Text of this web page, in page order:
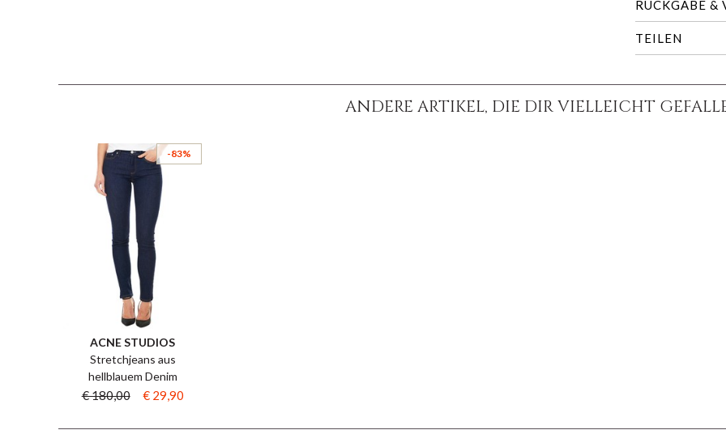
RÜCKGABE &
TEILEN
ANDERE ARTIKEL, DIE DIR VIELLEICHT
-83%
ACNE STUDIOS
Stretchjeans aus
hellblauem Denim
€ 180,00 € 29,90